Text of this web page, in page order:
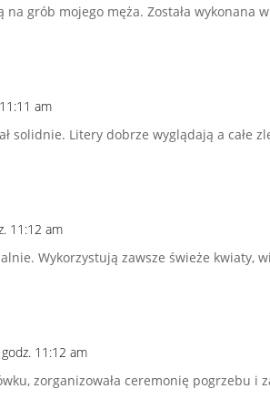
na grób mojego męża. Została
am
solidnie. Litery dobrze wyglądają a całe
11:12 am
Wykorzystują zawsze świeże kwiaty,
11:12 am
zorganizowała ceremonię pogrzebu i